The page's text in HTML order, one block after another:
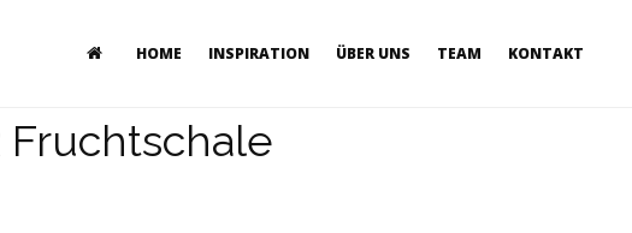
HOME INSPIRATION ÜBER UNS TEAM KONTAKT
Fruchtschale